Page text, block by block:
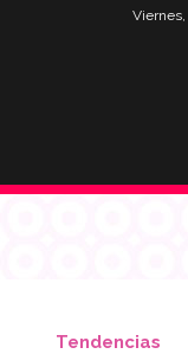
Tendencias